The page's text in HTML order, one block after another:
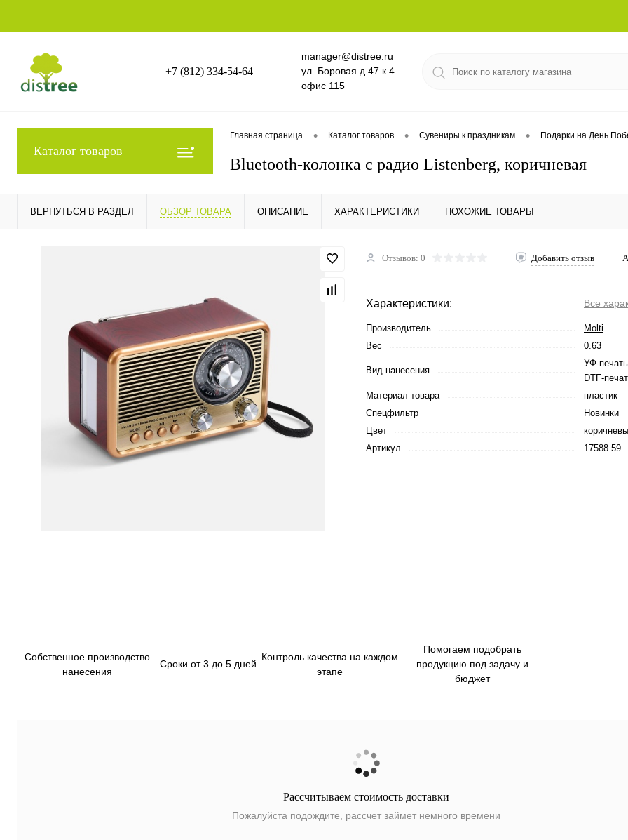
+7 (812) 334-54-64
manager@distree.ru
ул. Боровая д.47 к.4
офис 115
Каталог товаров
Главная страница • Каталог товаров • Сувениры к праздникам • Подарки на День
Bluetooth-колонка с радио Listenberg, коричневая
ВЕРНУТЬСЯ В РАЗДЕЛ ОБЗОР ТОВАРА ОПИСАНИЕ ХАРАКТЕРИСТИКИ ПОХОЖИЕ ТОВАРЫ
Отзывов: 0 Добавить отзыв
Характеристики: Все
Производитель
Molti
Вес
0.63
Вид нанесения
УФ-
DTF-
Материал товара
пластик
Спецфильтр
Новинки
Цвет
Артикул
17588.59
Собственное производство
нанесения
Сроки от 3 до 5 дней
Контроль качества на каждом
этапе
Помогаем подобрать
продукцию под задачу и
бюджет
Рассчитываем стоимость доставки
Пожалуйста подождите, рассчет займет немного времени